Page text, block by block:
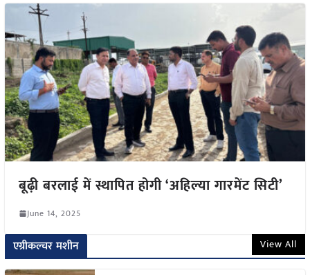
बूढ़ी बरलाई में स्थापित होगी ‘अहिल्या गारमेंट सिटी’
June 14, 2025
एग्रीकल्चर मशीन View All